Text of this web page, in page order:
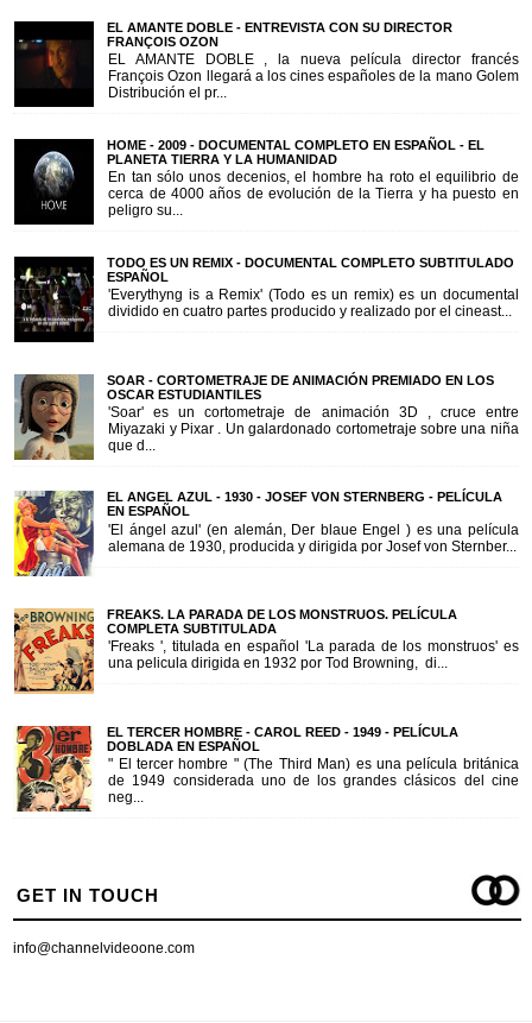
EL AMANTE DOBLE - ENTREVISTA CON SU DIRECTOR
FRANÇOIS OZON
EL AMANTE DOBLE , la nueva película director francés
François Ozon llegará a los cines españoles de la mano Golem
Distribución el pr...
HOME - 2009 - DOCUMENTAL COMPLETO EN ESPAÑOL - EL
PLANETA TIERRA Y LA HUMANIDAD
En tan sólo unos decenios, el hombre ha roto el equilibrio de
cerca de 4000 años de evolución de la Tierra y ha puesto en
peligro su...
TODO ES UN REMIX - DOCUMENTAL COMPLETO SUBTITULADO
ESPAÑOL
'Everythyng is a Remix' (Todo es un remix) es un documental
dividido en cuatro partes producido y realizado por el cineast...
SOAR - CORTOMETRAJE DE ANIMACIÓN PREMIADO EN LOS
OSCAR ESTUDIANTILES
'Soar' es un cortometraje de animación 3D , cruce entre
Miyazaki y Pixar . Un galardonado cortometraje sobre una niña
que d...
EL ANGEL AZUL - 1930 - JOSEF VON STERNBERG - PELÍCULA
EN ESPAÑOL
'El ángel azul' (en alemán, Der blaue Engel ) es una película
alemana de 1930, producida y dirigida por Josef von Sternber...
FREAKS. LA PARADA DE LOS MONSTRUOS. PELÍCULA
COMPLETA SUBTITULADA
'Freaks ', titulada en español 'La parada de los monstruos' es
una pelicula dirigida en 1932 por Tod Browning, di...
EL TERCER HOMBRE - CAROL REED - 1949 - PELÍCULA
DOBLADA EN ESPAÑOL
" El tercer hombre " (The Third Man) es una película británica
de 1949 considerada uno de los grandes clásicos del cine
neg...
GET IN TOUCH
info@channelvideoone.com